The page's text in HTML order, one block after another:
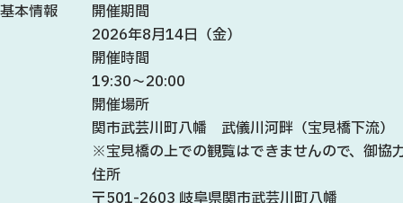
基本情報
開催期間
2026年8月14日（金）
開催時間
19:30～20:00
開催場所
関市武芸川町八幡 武儀川河畔（宝見橋下流）
※宝見橋の上での観覧はできませんので、御協
住所
〒501-2603 岐阜県関市武芸川町八幡